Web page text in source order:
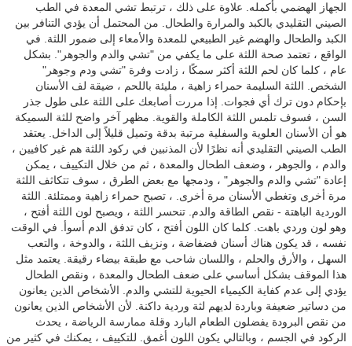
الجهاز الهضمي بأكمله. علاوة على ذلك ، ترتبط تشي المعدة في الطب
الصيني التقليدي بالكبد والمرارة والطحال. من المحتمل أن يؤدي التنافر بين
الكبد والطحال والهضم غير الطبيعي للمعدة والأمعاء إلى ضمور اللثة. في
الواقع ، تعتمد صحة اللثة على ما يكفي من "تشي والدم والجوهر". بشكل
عام ، كلما كان لحم اللثة أكثر سمكًا ، زادت وفرة "تشي ودم وجوهر"
الشخص. اللثة السليمة حمراء زاهية ، مليئة باللحم ، ضيقة لف الأسنان
بإحكام دون ترك أي فجوات. إذا مررت أصابعك على اللثة على طول جذر
السن ، فسوف تلمس اللثة الكاملة والقوية. مظهر آخر واضح للثة السميكة
هو أن الأسنان العلوية والسفلية مرتبة بدقة وتميل قليلاً إلى الداخل. يعتقد
الطب الصيني التقليدي أنه نظرًا لأن المذنبين في ركود اللثة هم غير كافيين ،
والدم ، والجوهر ، وضعف الطحال والمعدة ، ثم من خلال التكييف ، يمكن
إعادة "تشي والدم والجوهر" ، ودمجها مع بعض الطرق ، سوف تتكاثف اللثة
مرة أخرى وتغطي الأسنان مرة أخرى. ، تصبح حمراء زاهية وممتلئة. اللثة
الوردية الباهتة - نقص الطاقة والدم. تنحسر اللثة ، ويصبح لون اللثة أفتح ،
وهو لون وردي باهت. كلما كان اللون أفتح ، كان تدفق الدم أسوأ. في الوقت
نفسه ، قد يكون هناك أسنان فضفاضة ، ونزيف اللثة ، والدوخة ، والتعب
السهل ، والأرق والحلم ، واللسان شاحب مع طبقة بيضاء رقيقة. يعتمد مثل
هذا الموقف بشكل أساسي على ضعف الطحال والمعدة ، ونقص الطحال
يؤدي إلى عدم كفاية الكيمياء الحيوية للتشي والدم. الأشخاص الذين يعانون
من دساتير ضعيفة وباردة لديهم لثة وردية داكنة. لأن الأشخاص الذين يعانون
من نقص البرودة يفضلون الطعام البارد وقلة ممارسة الرياضة ، يحدث
الركود في الجسم ، وبالتالي يكون اللون أغمق. للتكييف ، يمكنك في كثير من